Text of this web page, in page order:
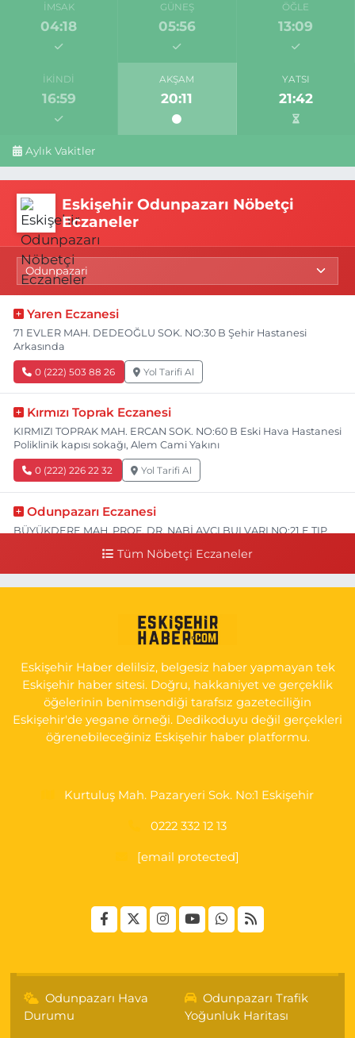
İMSAK
04:18
GÜNEŞ
05:56
ÖĞLE
13:09
İKINDI
16:59
AKŞAM
20:11
YATSI
21:42
Aylık Vakitler
Eskişehir Odunpazarı Nöbetçi
Eczaneler
Yaren Eczanesi
71 EVLER MAH. DEDEOĞLU SOK. NO:30 B Şehir Hastanesi
Arkasında
0 (222) 503 88 26 Yol Tarifi Al
Kırmızı Toprak Eczanesi
KIRMIZI TOPRAK MAH. ERCAN SOK. NO:60 B Eski Hava Hastanesi
Poliklinik kapısı sokağı, Alem Cami Yakını
0 (222) 226 22 32 Yol Tarifi Al
Odunpazarı Eczanesi
BÜYÜKDERE MAH. PROF. DR. NABİ AVCI BULVARI NO:21 E TIP
YENİDOĞAN MH.ŞEHİT SERKAN ÖZAYDIN CD.8 B ESKİ DEVLET
0 (222) 237 75 17 Yol Tarifi Al
Tüm Nöbetçi Eczaneler
Eskişehir Haber delilsiz, belgesiz haber yapmayan tek
Eskişehir haber sitesi. Doğru, hakkaniyet ve gerçeklik
öğelerinin benimsendiği tarafsız gazeteciliğin
Eskişehir'de yegane örneği. Dedikoduyu değil gerçekleri
öğrenebileceğiniz Eskişehir haber platformu.
Kurtuluş Mah. Pazaryeri Sok. No:1 Eskişehir
0222 332 12 13
[email protected]
Odunpazarı Hava
Durumu
Odunpazarı Trafik
Yoğunluk Haritası